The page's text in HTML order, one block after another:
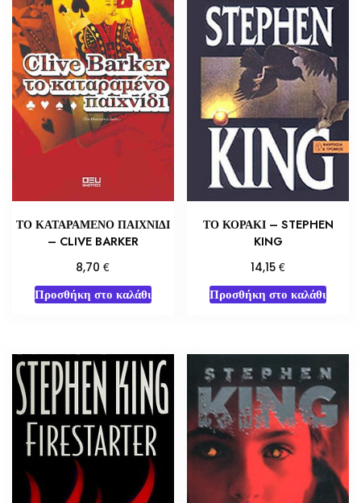
ΤΟ ΚΑΤΑΡΑΜΕΝΟ ΠΑΙΧΝΙΔΙ
– CLIVE BARKER
8,70€
Προσθήκη στο καλάθι
ΤΟ ΚΟΡΑΚΙ – STEPHEN
KING
14,15€
Προσθήκη στο καλάθι